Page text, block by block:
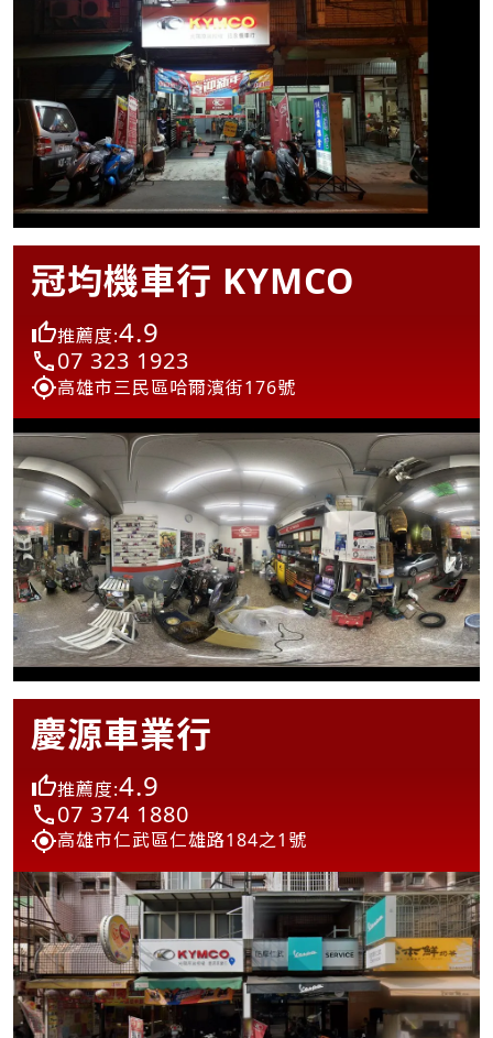
冠均機車行 KYMCO
推薦度:4.9
07 323 1923
高雄市三民區哈爾濱街176號
慶源車業行
推薦度:4.9
07 374 1880
高雄市仁武區仁雄路184之1號